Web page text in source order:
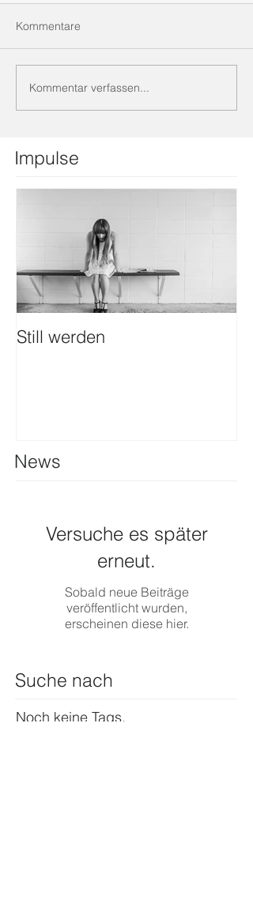
Kommentare
Kommentar verfassen...
Impulse
Still werden
News
Versuche es später
erneut.
Sobald neue Beiträge
veröffentlicht wurden,
erscheinen diese hier.
Suche nach
Noch keine Tags.